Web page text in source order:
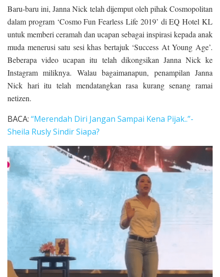
Baru-baru ini, Janna Nick telah dijemput oleh pihak Cosmopolitan
dalam program ‘Cosmo Fun Fearless Life 2019’ di EQ Hotel KL
untuk memberi ceramah dan ucapan sebagai inspirasi kepada anak
muda menerusi satu sesi khas bertajuk ‘Success At Young Age’.
Beberapa video ucapan itu telah dikongsikan Janna Nick ke
Instagram miliknya. Walau bagaimanapun, penampilan Janna
Nick hari itu telah mendatangkan rasa kurang senang ramai
netizen.
BACA: “Merendah Diri Jangan Sampai Kena Pijak..”-
Sheila Rusly Sindir Siapa?